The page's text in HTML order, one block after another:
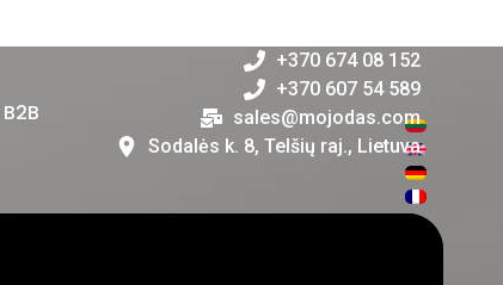
B2B
+370 674 08 152
+370 607 54 589
sales@mojodas.com
Sodalės k. 8, Telšių raj., Lietuva